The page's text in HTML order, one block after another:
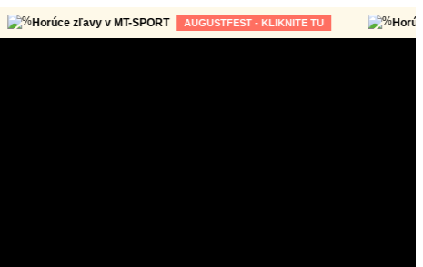
Horúce zľavy v MT-SPORT AUGUSTFEST - KLIKNITE TU Horúce